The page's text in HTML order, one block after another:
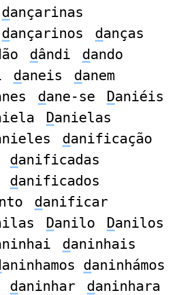
dançarinas
dançarinos danças
dândi dando
daneis danem
dane-se Daniéis
Danielas
danificação
danificadas
danificados
danificar
Danilo Danilos
daninhais
aninhamos daninhámos
daninhar daninhara